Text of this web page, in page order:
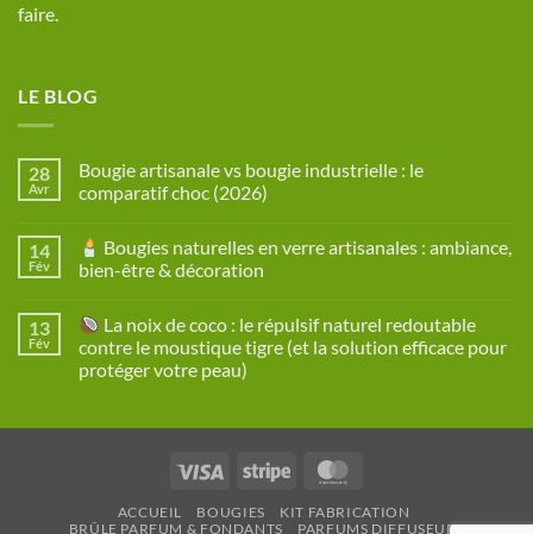
faire.
LE BLOG
28
Avr
Bougie artisanale vs bougie industrielle : le
comparatif choc (2026)
sur
Bougie
artisanale
industrielle
le
comparatif
choc
14
Fév
Bougies naturelles en verre artisanales : ambiance,
bien-être & décoration
sur
Bougies
naturelles
en
:
décoration
13
Fév
La noix de coco : le répulsif naturel redoutable
contre le moustique tigre (et la solution efficace pour
protéger votre peau)
Visa Stripe
ACCUEIL BOUGIES
KIT FABRICATION
BRÛLE PARFUM & FONDANTS
PARFUMS DIFFUSEURS